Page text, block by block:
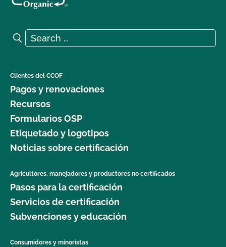
Search for:
Search
Clientes del CCOF
Pagos y renovaciones
Recursos
Formularios OSP
Etiquetado y logotipos
Noticias sobre certificación
Agricultores, manejadores y productores no certificados
Pasos para la certificación
Servicios de certificación
Subvenciones y educación
Consumidores y minoristas